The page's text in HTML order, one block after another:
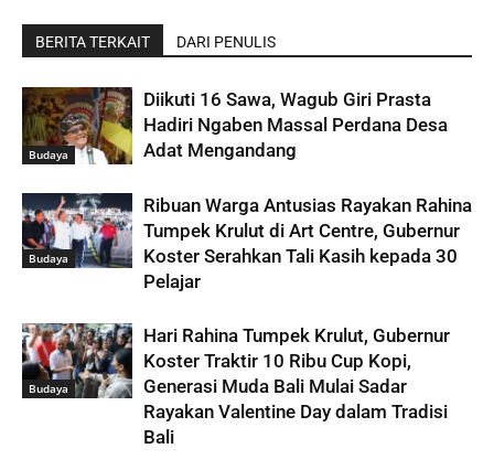
BERITA TERKAIT DARI PENULIS
Budaya
Diikuti 16 Sawa, Wagub Giri Prasta
Hadiri Ngaben Massal Perdana Desa
Adat Mengandang
Budaya
Ribuan Warga Antusias Rayakan Rahina
Tumpek Krulut di Art Centre, Gubernur
Koster Serahkan Tali Kasih kepada 30
Pelajar
Budaya
Hari Rahina Tumpek Krulut, Gubernur
Koster Traktir 10 Ribu Cup Kopi,
Generasi Muda Bali Mulai Sadar
Rayakan Valentine Day dalam Tradisi
Bali